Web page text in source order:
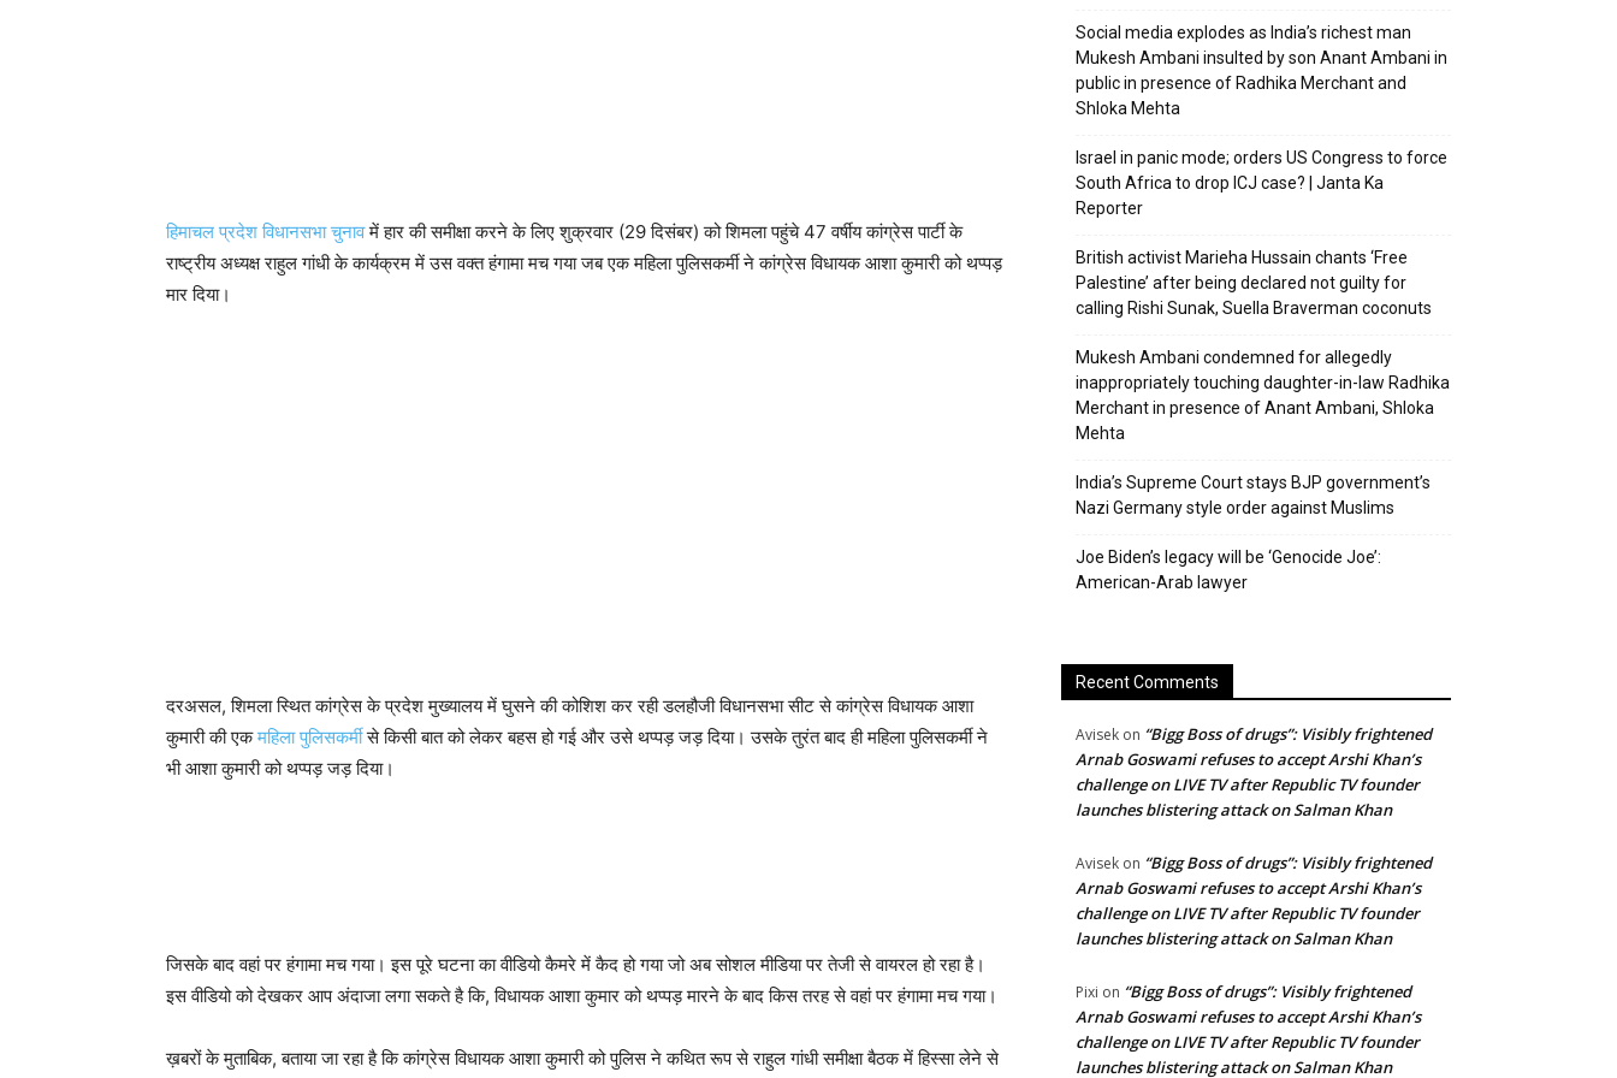
हिमाचल प्रदेश विधानसभा चुनावमें हार की समीक्षा करने के लिए शुक्रवार (29 दिसंबर) को शिमला पहुंचे 47 वर्षीय कांग्रेस पार्टी के
राष्ट्रीय अध्यक्ष राहुल गांधी के कार्यक्रम में उस वक्त हंगामा मच गया जब एक महिला पुलिसकर्मी ने कांग्रेस विधायक आशा कुमारी को थप्पड़
मार दिया।
दरअसल, शिमला स्थित कांग्रेस के प्रदेश मुख्यालय में घुसने की कोशिश कर रही डलहौजी विधानसभा सीट से कांग्रेस विधायक आशा
कुमारी की एकमहिला पुलिसकर्मीसे किसी बात को लेकर बहस हो गई और उसे थप्पड़ जड़ दिया। उसके तुरंत बाद ही महिला पुलिसकर्मी ने
भी आशा कुमारी को थप्पड़ जड़ दिया।
जिसके बाद वहां पर हंगामा मच गया। इस पूरे घटना का वीडियो कैमरे में कैद हो गया जो अब सोशल मीडिया पर तेजी से वायरल हो रहा है।
इस वीडियो को देखकर आप अंदाजा लगा सकते है कि, विधायक आशा कुमार को थप्पड़ मारने के बाद किस तरह से वहां पर हंगामा मच गया।
ख़बरों के मुताबिक, बताया जा रहा है कि कांग्रेस विधायक आशा कुमारी को पुलिस ने कथित रूप से राहुल गांधी समीक्षा बैठक में हिस्सा लेने से
Social media explodes as India’s richest man
Mukesh Ambani insulted by son Anant Ambani in
public in presence of Radhika Merchant and
Shloka Mehta
Israel in panic mode; orders US Congress to force
South Africa to drop ICJ case? | Janta Ka
Reporter
British activist Marieha Hussain chants ‘Free
Palestine’ after being declared not guilty for
calling Rishi Sunak, Suella Braverman coconuts
Mukesh Ambani condemned for allegedly
inappropriately touching daughter-in-law Radhika
Merchant in presence of Anant Ambani, Shloka
Mehta
India’s Supreme Court stays BJP government’s
Nazi Germany style order against Muslims
Joe Biden’s legacy will be ‘Genocide Joe’:
American-Arab lawyer
Recent Comments
Avisek on “Bigg Boss of drugs”: Visibly frightened
Arnab Goswami refuses to accept Arshi Khan’s
challenge on LIVE TV after Republic TV founder
launches blistering attack on Salman Khan
Avisek on “Bigg Boss of drugs”: Visibly frightened
Arnab Goswami refuses to accept Arshi Khan’s
challenge on LIVE TV after Republic TV founder
launches blistering attack on Salman Khan
Pixi on “Bigg Boss of drugs”: Visibly frightened
Arnab Goswami refuses to accept Arshi Khan’s
challenge on LIVE TV after Republic TV founder
launches blistering attack on Salman Khan